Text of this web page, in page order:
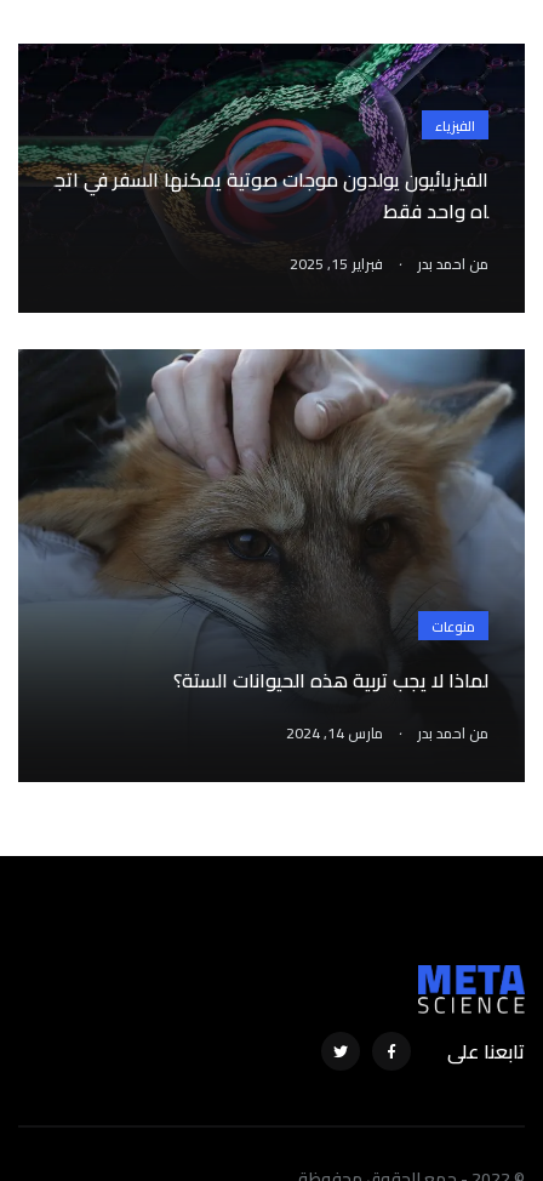
الفيزياء
الفيزيائيون يولدون موجات صوتية يمكنها السفر في اتج
اه واحد فقط
من احمد بدر . فبراير 15, 2025
منوعات
لماذا لا يجب تربية هذه الحيوانات الستة؟
من احمد بدر . مارس 14, 2024
تابعنا على